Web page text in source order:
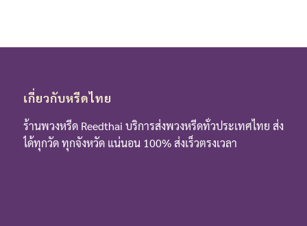
เกี่ยวกับหรีดไทย
ร้านพวงหรีด Reedthai บริการส่งพวงหรีดทั่วประเทศไทย ส่ง
ได้ทุกวัด ทุกจังหวัด แน่นอน 100% ส่งเร็วตรงเวลา